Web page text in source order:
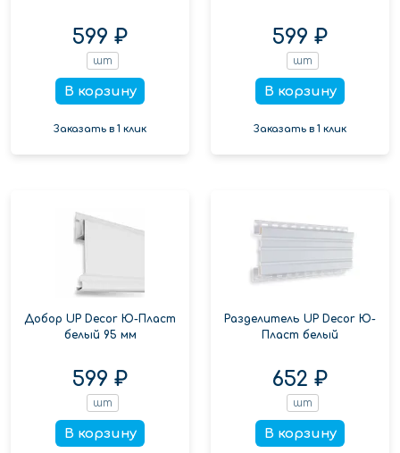
599 ₽
шт
В корзину
Заказать в 1 клик
599 ₽
шт
В корзину
Заказать в 1 клик
Добор UP Decor Ю-Пласт
белый 95 мм
599 ₽
шт
В корзину
Разделитель UP Decor Ю-
Пласт белый
652 ₽
шт
В корзину